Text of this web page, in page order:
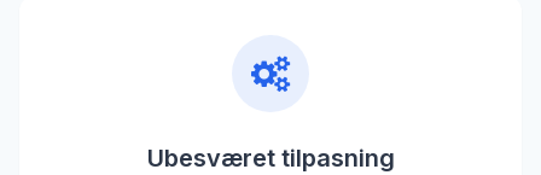
Ubesværet tilpasning